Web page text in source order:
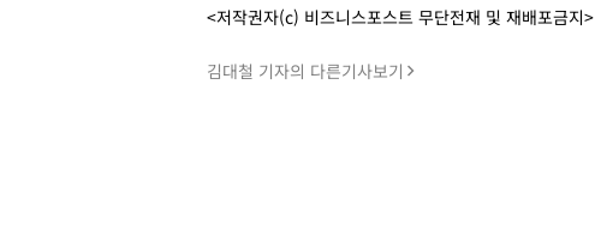
<저작권자(c) 비즈니스포스트 무단전재 및 재배포금지>
김대철 기자의 다른기사보기